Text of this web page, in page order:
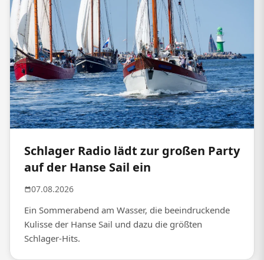
Schlager Radio lädt zur großen Party
auf der Hanse Sail ein
07.08.2026
Ein Sommerabend am Wasser, die beeindruckende
Kulisse der Hanse Sail und dazu die größten
Schlager-Hits.